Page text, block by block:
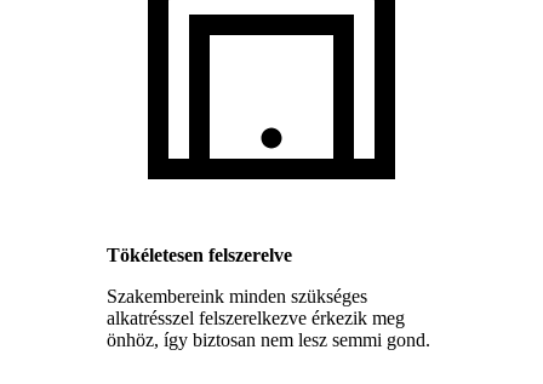
Tökéletesen felszerelve
Szakembereink minden szükséges
alkatrésszel felszerelkezve érkezik meg
önhöz, így biztosan nem lesz semmi gond.